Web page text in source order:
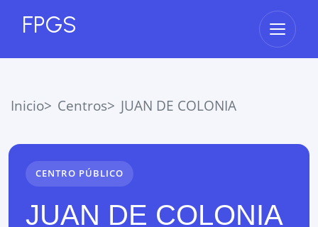
FPGS Abrir
Inicio Centros JUAN DE COLONIA
CENTRO PÚBLICO
JUAN DE COLONIA